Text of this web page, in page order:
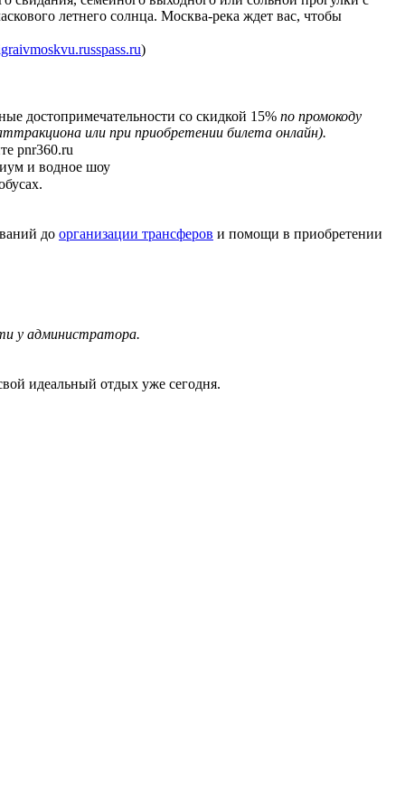
летнего солнца. Москва-река ждет вас, чтобы
)
достопримечательности со скидкой 15% по промокоду
или при приобретении билета онлайн).
pnr360.ru
и водное шоу
до организации трансферов и помощи в приобретении
у администратора.
идеальный отдых уже сегодня.